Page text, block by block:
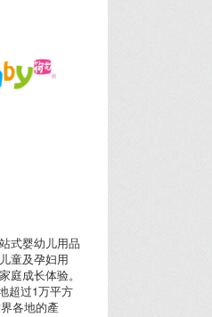
式婴幼儿用品
童及孕妇用
庭成长体验。
超过1万平方
各地的產